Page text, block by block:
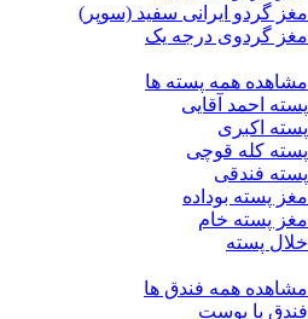
مغز گردو ایرانی سفید (سوپر)
مغز گردوی درجه یک
مشاهده همه پسته ها
پسته احمد آقایی
پسته اکبری
پسته کله قوچی
پسته فندقی
مغز پسته بوداده
مغز پسته خام
خلال پسته
مشاهده همه فندق ها
فندق با پوست